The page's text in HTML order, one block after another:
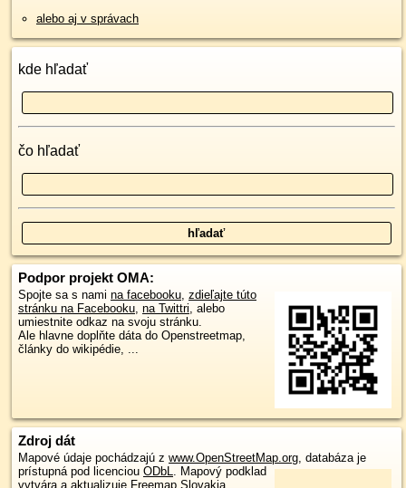
alebo aj v správach
kde hľadať
čo hľadať
Podpor projekt OMA:
Spojte sa s nami na facebooku, zdieľajte túto
stránku na Facebooku, na Twittri, alebo
umiestnite odkaz na svoju stránku.
Ale hlavne doplňte dáta do Openstreetmap,
články do wikipédie, ...
Zdroj dát
Mapové údaje pochádzajú z www.OpenStreetMap.org, databáza je
prístupná pod licenciou ODbL. Mapový podklad
vytvára a aktualizuje Freemap Slovakia